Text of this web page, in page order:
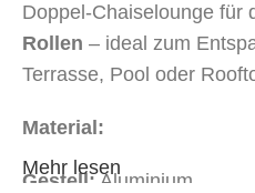
Doppel-Chaiselounge für
Rollen – ideal zum
Terrasse, Pool oder
Material:
Gestell:Aluminium
Mehr lesen